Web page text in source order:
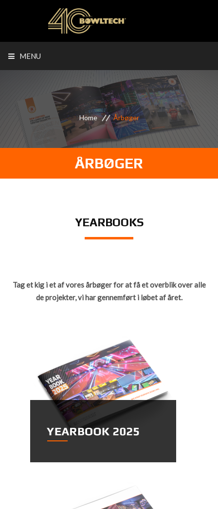
MENU
Home Årbøger
ÅRBØGER
YEARBOOKS
Tag et kig i et af vores årbøger for at få et overblik over alle
de projekter, vi har gennemført i løbet af året.